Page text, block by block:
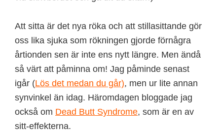
Att sitta är det nya röka och att stillasittande gör
oss lika sjuka som rökningen gjorde förnågra
årtionden sen är inte ens nytt längre. Men ändå
så värt att påminna om! Jag påminde senast
igår (Lös det medan du går), men ur lite annan
synvinkel än idag. Häromdagen bloggade jag
också om Dead Butt Syndrome, som är en av
sitt-effekterna.